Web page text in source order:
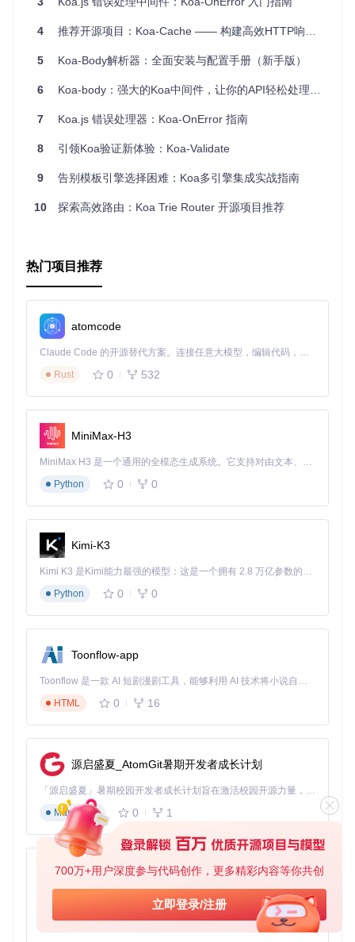
700万+用户深度参与代码创作，更多精彩内容等你共创
立即登录/注册
换美化模式，方便快捷。
安装并尝试Koa-json，你会发现它为你的Koa应用程序带来了
的API响应，那么这正是你需要的解决方案。
吧！
许可证
4 推荐开源项目：Koa-Cache —— 构建高效HTTP响应缓存
5 Koa-Body解析器：全面安装与配置手册（新手版）
6 Koa-body：强大的Koa中间件，让你的API轻松处理文件上传和JSON数据
7 Koa.js 错误处理器：Koa-OnError 指南
8 引领Koa验证新体验：Koa-Validate
9 告别模板引擎选择困难：Koa多引擎集成实战指南
10 探索高效路由：Koa Trie Router 开源项目推荐
热门项目推荐
atomcode
Claude Code 的开源替代方案。连接任意大模型，编辑代码，运行命令，自动验证 — 全自动执行。用 Rust 构建，极致性能。 ｜ An open-source alternative to Claude Code. Connect any LLM, edit code, run commands, and verify changes — autonomously. Built in Rust for speed. Get Started
Rust
0 532
MiniMax-H3
MiniMax H3 是一个通用的全模态生成系统。它支持对由文本、图像、视频和音频组成的多模态上下文进行统一理解，并能生成分辨率高达 2K、时长可达 15 秒的带原生立体声音频的视频。得益于面向任务泛化的系统设计，H3 在预训练阶段就已具备广泛的多模态上下文理解与生成能力，能够出色地执行复杂的多模态指令。
Python
0 0
Kimi-K3
Kimi K3 是Kimi能力最强的模型：这是一个拥有 2.8 万亿参数的混合专家（MoE）模型，具备原生视觉理解能力，并支持 100 万 token 的上下文窗口。
Python
0 0
Toonflow-app
Toonflow 是一款 AI 短剧漫剧工具，能够利用 AI 技术将小说自动转化为剧本，并结合 AI 生成的图片和视频，实现高效的短剧创作。借助 Toonflow，可以轻松完成从文字到影像的全流程，让短剧制作变得更加智能与便捷。
HTML
0 16
源启盛夏_AtomGit暑期开发者成长计划
「源启盛夏」暑期校园开发者成长计划旨在激活校园开源力量，通过积分激励、认证扶持、资源倾斜等形式，引导高校组织和开发者完成「入驻 — 建项目 — 做贡献 — 获认证 — 得资源」的完整闭环。无论你是想带领社团入驻平台的组织者，还是希望用代码贡献证明自己的开发者，都能在这里找到属于你的成长路径。
Markdown
0 1
AionUi
免费、本地、开源的 24/7 全天候 Cowork 应用，以及适用于 Gemini CLI、Claude Code、Codex、OpenCode、Qwen Code、Goose CLI、Auggie 等的 OpenClaw | 🌟 喜欢就点star吧
TypeScript
0 6